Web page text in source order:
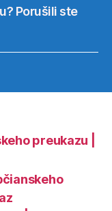
Porušili ste
preukazu |